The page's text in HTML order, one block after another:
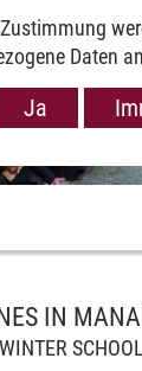
Daten
USA
Der
jedoch
können.
Klick auf
generell bei
Ja
IN